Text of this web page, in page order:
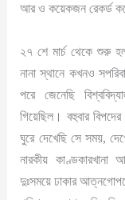
আর ও কয়েকজন রেকর্ড
২৭ শে মার্চ থেকে শুরু
নানা স্থানে কখনও
পরে জেনেছি
গিয়েছিল। বহুবার
ঘুরে দেখেছি সে সময়,
নারকীয়
দুঃসময়ে ঢাকার